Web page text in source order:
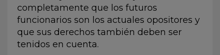
completamente que los futuros
funcionarios son los actuales opositores y
que sus derechos también deben ser
tenidos en cuenta.